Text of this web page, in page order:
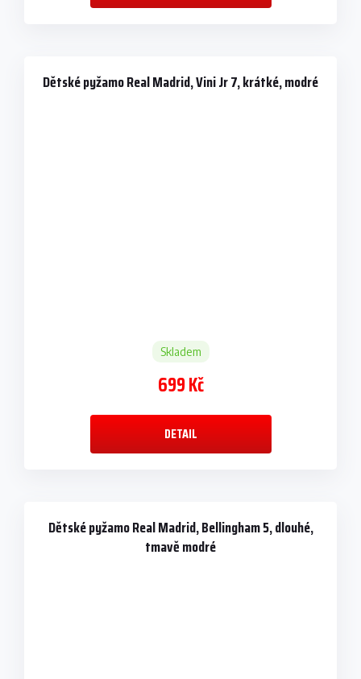
Dětské pyžamo Real Madrid, Vini Jr 7, krátké, modré
Skladem
699 Kč
DETAIL
Dětské pyžamo Real Madrid, Bellingham 5, dlouhé,
tmavě modré